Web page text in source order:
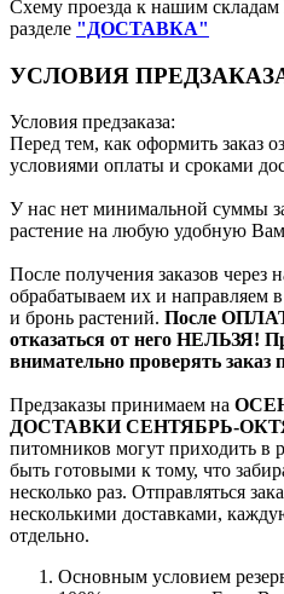
Схему проезда к нашим
разделе "ДОСТАВКА"
УСЛОВИЯ
Условия предзаказа:
Перед тем, как оформить заказ
условиями оплаты и сроками
У нас нет минимальной суммы
растение на любую удобную
После получения заказов
обрабатываем их и направляем
и бронь растений. После
отказаться от него НЕЛЬЗЯ!
внимательно проверять заказ
Предзаказы принимаем на
ДОСТАВКИ СЕНТЯБРЬ-
питомников могут приходить в
быть готовыми к тому, что
несколько раз. Отправляться
несколькими доставками,
отдельно.
Основным условием